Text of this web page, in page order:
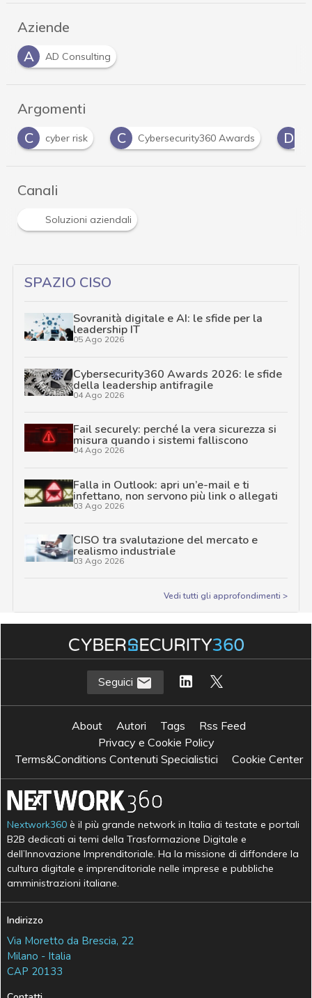
Aziende
A
AD Consulting
Argomenti
C
Cybersecurity360 Awards D DORA G
Canali
Soluzioni aziendali
SPAZIO CISO
Sovranità digitale e AI: le sfide per la
leadership IT
05 Ago 2026
Cybersecurity360 Awards 2026: le sfide
della leadership antifragile
04 Ago 2026
Fail securely: perché la vera sicurezza si
misura quando i sistemi falliscono
04 Ago 2026
Falla in Outlook: apri un’e-mail e ti
infettano, non servono più link o allegati
03 Ago 2026
CISO tra svalutazione del mercato e
realismo industriale
03 Ago 2026
Vedi tutti gli approfondimenti >
Seguici
About Autori Tags
Rss Feed
Privacy e Cookie Policy
Terms&Conditions Contenuti Specialistici
Cookie Center
Nextwork360 è il più grande network in Italia di testate e portali
B2B dedicati ai temi della Trasformazione Digitale e
dell’Innovazione Imprenditoriale. Ha la missione di diffondere la
cultura digitale e imprenditoriale nelle imprese e pubbliche
amministrazioni italiane.
Indirizzo
Via Moretto da Brescia, 22
Milano - Italia
CAP 20133